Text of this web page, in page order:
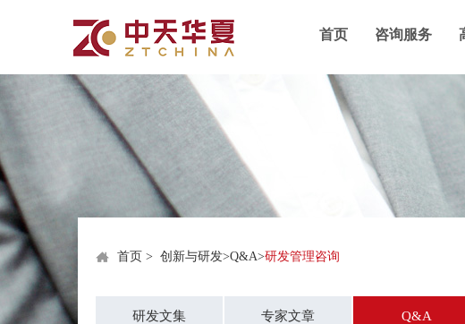
首页 咨询服务
首页 > 创新与研发>Q&A>研发管理咨询
研发文集 专家文章 Q&A